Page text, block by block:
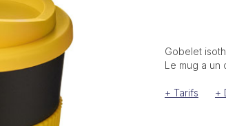
Gobelet
Le mug a un
+ Tarifs +